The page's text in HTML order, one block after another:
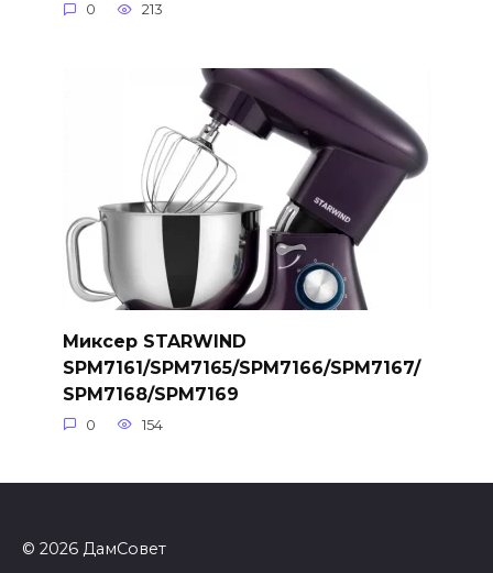
0 213
Миксер STARWIND
SPM7161/SPM7165/SPM7166/SPM7167/
SPM7168/SPM7169
0 154
© 2026 ДамСовет